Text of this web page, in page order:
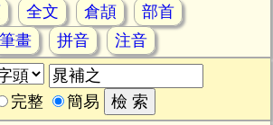
全文 倉頡
部首
筆畫
拼音
注音
完整
簡易